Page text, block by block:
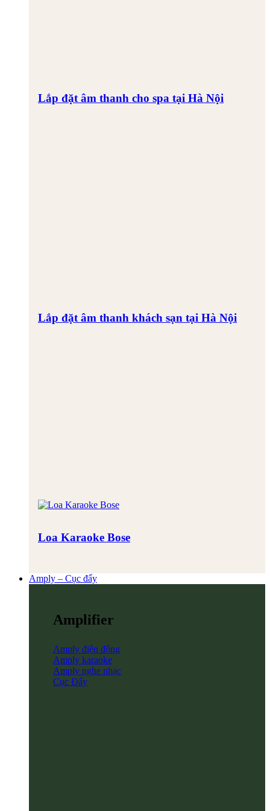
Lắp đặt âm thanh cho spa tại Hà Nội
Lắp đặt âm thanh khách sạn tại Hà Nội
Loa Karaoke Bose
Amply – Cục đẩy
Amplifier
Amply điện động
Amply karaoke
Amply nghe nhạc
Cục Đẩy